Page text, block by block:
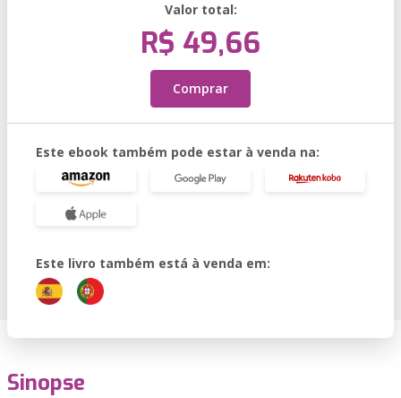
Valor total:
R$ 49,66
Comprar
Este ebook também pode estar à venda na:
Este livro também está à venda em:
Sinopse